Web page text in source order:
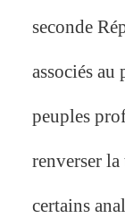
seconde
associés au
peuples
renverser la
certains